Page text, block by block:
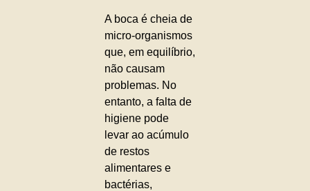
A boca é cheia de
micro-organismos
que, em equilíbrio,
não causam
problemas. No
entanto, a falta de
higiene pode
levar ao acúmulo
de restos
alimentares e
bactérias,